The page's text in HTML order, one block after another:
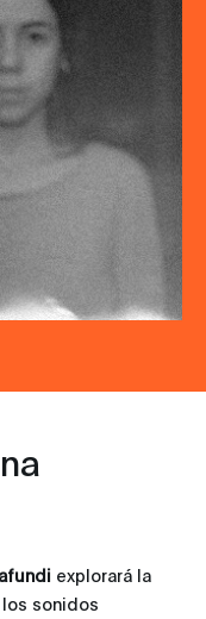
explorará la
sonidos